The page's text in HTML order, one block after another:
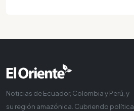
Noticias de Ecuador, Colombia y Perú, y
su región amazónica. Cubriendo política,